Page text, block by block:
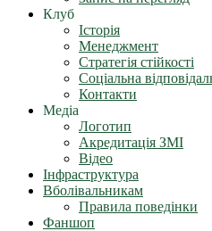
Клуб
Історія
Менеджмент
Стратегія стійкості
Соціальна
Контакти
Медіа
Логотип
Акредитація ЗМІ
Відео
Інфраструктура
Вболівальникам
Правила поведінки
Фаншоп